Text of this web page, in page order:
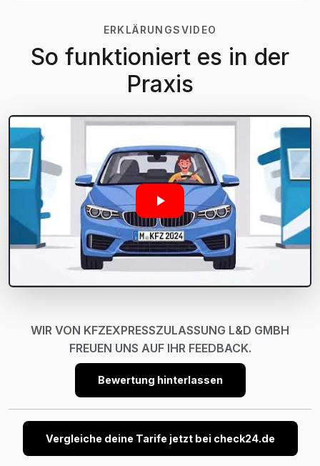
ERKLÄRUNGSVIDEO
So funktioniert es in der
Praxis
WIR VON KFZEXPRESSZULASSUNG L&D GMBH
FREUEN UNS AUF IHR FEEDBACK.
Bewertung hinterlassen
Vergleiche deine Tarife jetzt bei check24.de